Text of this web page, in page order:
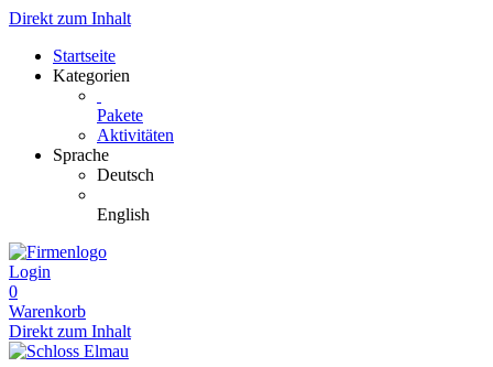
Direkt zum Inhalt
Startseite
Kategorien
Pakete
Aktivitäten
Sprache
Deutsch
English
Login
0
Warenkorb
Direkt zum Inhalt